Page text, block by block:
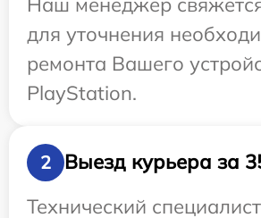
для уточнения
ремонта Вашего
PlayStation.
2
Выезд курьера за
Технический